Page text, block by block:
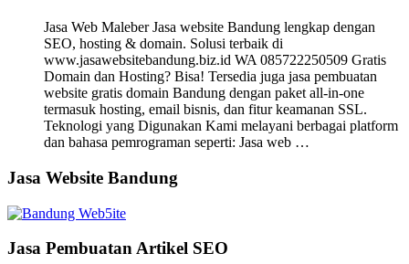
Jasa Web Maleber Jasa website Bandung lengkap dengan
SEO, hosting & domain. Solusi terbaik di
www.jasawebsitebandung.biz.id WA 085722250509 Gratis
Domain dan Hosting? Bisa! Tersedia juga jasa pembuatan
website gratis domain Bandung dengan paket all-in-one
termasuk hosting, email bisnis, dan fitur keamanan SSL.
Teknologi yang Digunakan Kami melayani berbagai platform
dan bahasa pemrograman seperti: Jasa web …
Jasa Website Bandung
Jasa Pembuatan Artikel SEO